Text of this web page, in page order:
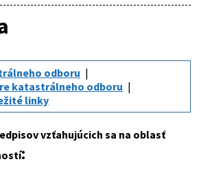
odboru
katastrálneho odboru
linky
vzťahujúcich sa na oblasť
: